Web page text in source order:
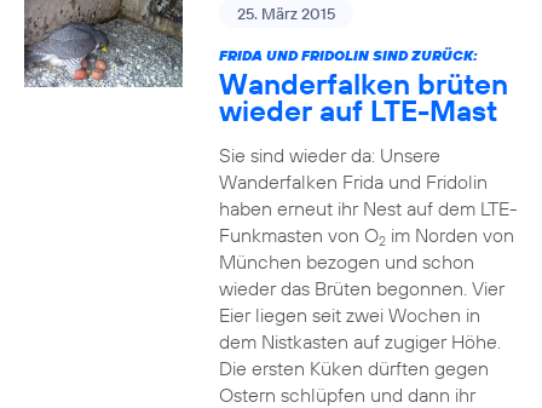
25. März 2015
FRIDA UND FRIDOLIN SIND ZURÜCK:
Wanderfalken brüten
wieder auf LTE-Mast
Sie sind wieder da: Unsere
Wanderfalken Frida und Fridolin
haben erneut ihr Nest auf dem LTE-
Funkmasten von O2im Norden von
München bezogen und schon
wieder das Brüten begonnen. Vier
Eier liegen seit zwei Wochen in
dem Nistkasten auf zugiger Höhe.
Die ersten Küken dürften gegen
Ostern schlüpfen und dann ihr